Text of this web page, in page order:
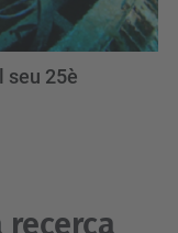
seu 25è